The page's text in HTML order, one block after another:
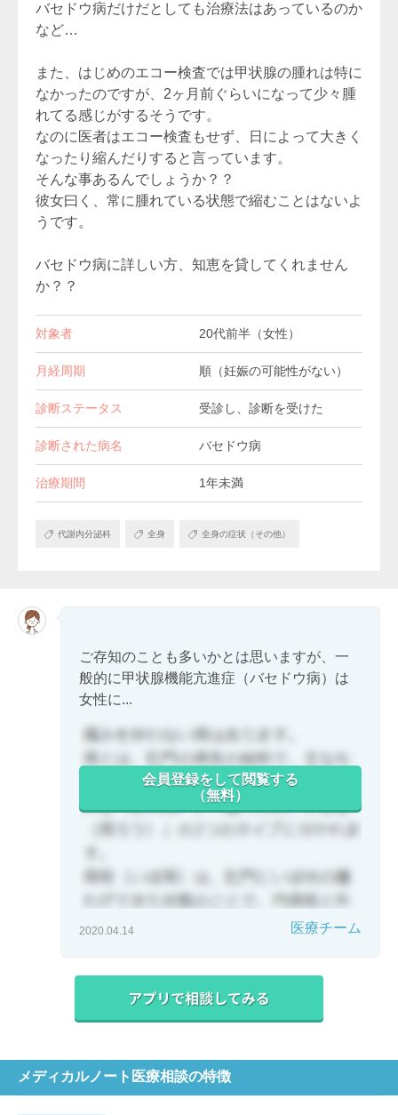
バセドウ病だけだとしても治療法はあっているのか
など…
また、はじめのエコー検査では甲状腺の腫れは特に
なかったのですが、2ヶ月前ぐらいになって少々腫
れてる感じがするそうです。
なのに医者はエコー検査もせず、日によって大きく
なったり縮んだりすると言っています。
そんな事あるんでしょうか？？
彼女曰く、常に腫れている状態で縮むことはないよ
うです。
バセドウ病に詳しい方、知恵を貸してくれません
か？？
対象者 20代前半（女性）
月経周期 順（妊娠の可能性がない）
診断ステータス 受診し、診断を受けた
診断された病名 バセドウ病
治療期間 1年未満
代謝内分泌科 全身 全身の症状（その他）
ご存知のことも多いかとは思いますが、一
般的に甲状腺機能亢進症（バセドウ病）は
女性に...
会員登録をして閲覧する
（無料）
2020.04.14 医療チーム
メディカルノート医療相談の特徴